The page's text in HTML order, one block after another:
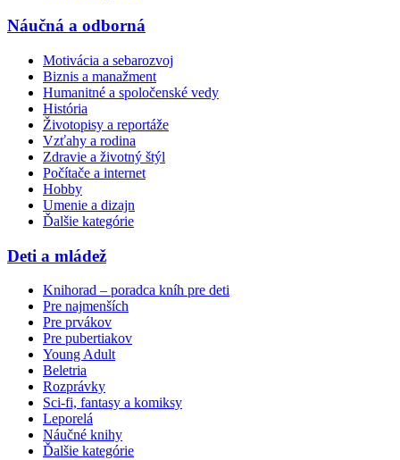
Náučná a odborná
Motivácia a sebarozvoj
Biznis a manažment
Humanitné a spoločenské vedy
História
Životopisy a reportáže
Vzťahy a rodina
Zdravie a životný štýl
Počítače a internet
Hobby
Umenie a dizajn
Ďalšie kategórie
Deti a mládež
Knihorad – poradca kníh pre deti
Pre najmenších
Pre prvákov
Pre pubertiakov
Young Adult
Beletria
Rozprávky
Sci-fi, fantasy a komiksy
Leporelá
Náučné knihy
Ďalšie kategórie